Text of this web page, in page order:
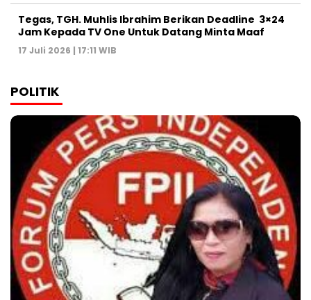
Tegas, TGH. Muhlis Ibrahim Berikan Deadline 3×24
Jam Kepada TV One Untuk Datang Minta Maaf
17 Juli 2026 | 17:11 WIB
POLITIK